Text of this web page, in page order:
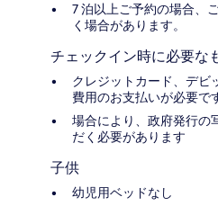
7 泊以上ご予約の場合、
く場合があります。
チェックイン時に必要な
クレジットカード、デビ
費用のお支払いが必要で
場合により、政府発行の
だく必要があります
子供
幼児用ベッドなし